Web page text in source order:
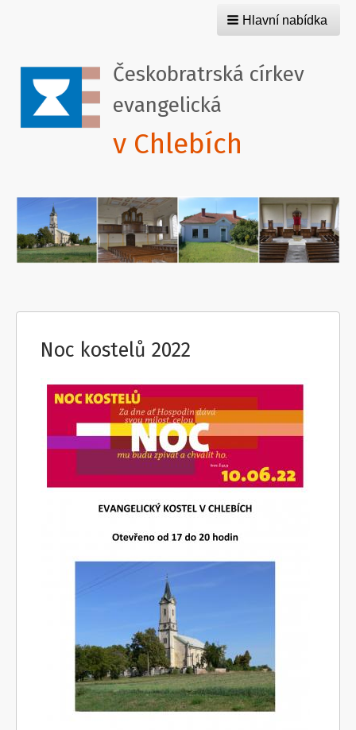
Hlavní nabídka
Českobratrská církev
evangelická
v Chlebích
Noc kostelů 2022